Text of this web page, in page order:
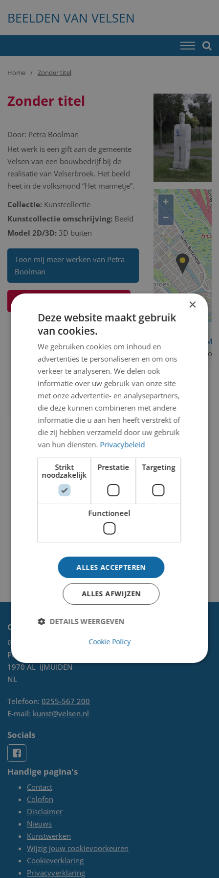
BEELDEN VAN VELSEN
Home Zonder titel
Zonder titel
Door: Petra Boolman
Het werk is een gift aan de gemeente
Velsen van een bouwbedrijf bij de
realisatie van Velserbroek. Het beeld
heet in de volksmond “Het mannetje”.
Collectie: Kunstcollectie
Kunstcollectie omschrijving: Beeld
Model 2D/3D: 3D buiten
Toon mij meer werken van Petra
Boolman
Ik weet meer over dit kunstwerk
+
−
Contact
Gemeente Velsen
Postbus 465
1970 AL IJMUIDEN
NL
Telefoon: 0255-567 200
E-mail: kunst@velsen.nl
Socials
Handige pagina's
Contact
Colofon
Disclaimer
Nieuws
Kunstwerken
Wijzig jouw cookievoorkeuren
Cookieverklaring
Privacyverklaring
×
Deze website maakt gebruik
van cookies.
We gebruiken cookies om inhoud en
advertenties te personaliseren en om ons
verkeer te analyseren. We delen ook
informatie over uw gebruik van onze site
met onze advertentie- en analysepartners,
die deze kunnen combineren met andere
informatie die u aan hen heeft verstrekt of
die zij hebben verzameld door uw gebruik
van hun diensten. Privacybeleid
Strikt
noodzakelijk
Prestatie Targeting
Functioneel
ALLES ACCEPTEREN
ALLES AFWIJZEN
DETAILS WEERGEVEN
Cookie Policy